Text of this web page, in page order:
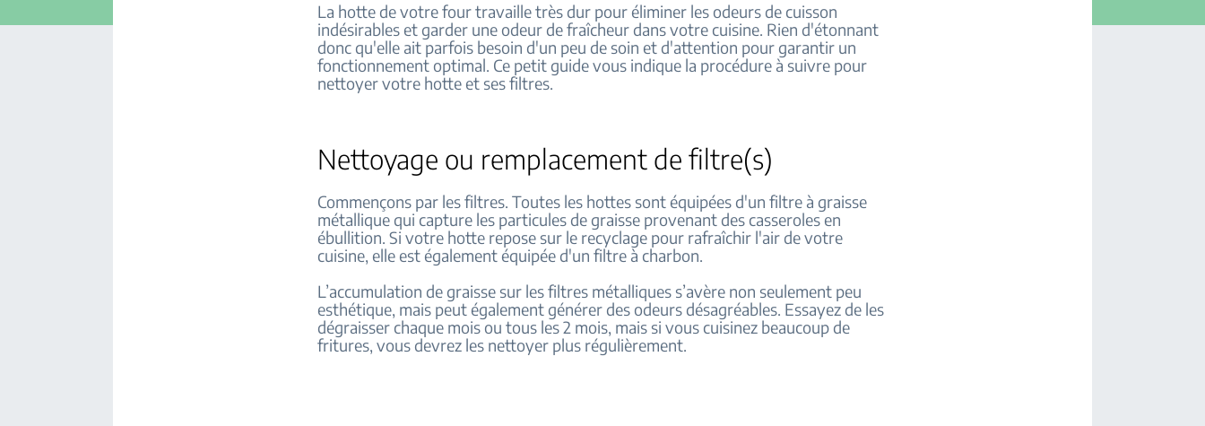
La hotte de votre four travaille très dur pour éliminer les odeurs de cuisson
indésirables et garder une odeur de fraîcheur dans votre cuisine. Rien d'étonnant
donc qu'elle ait parfois besoin d'un peu de soin et d'attention pour garantir un
fonctionnement optimal. Ce petit guide vous indique la procédure à suivre pour
nettoyer votre hotte et ses filtres.
Nettoyage ou remplacement de filtre(s)
Commençons par les filtres. Toutes les hottes sont équipées d'un filtre à graisse
métallique qui capture les particules de graisse provenant des casseroles en
ébullition. Si votre hotte repose sur le recyclage pour rafraîchir l'air de votre
cuisine, elle est également équipée d'un filtre à charbon.
L’accumulation de graisse sur les filtres métalliques s’avère non seulement peu
esthétique, mais peut également générer des odeurs désagréables. Essayez de les
dégraisser chaque mois ou tous les 2 mois, mais si vous cuisinez beaucoup de
fritures, vous devrez les nettoyer plus régulièrement.